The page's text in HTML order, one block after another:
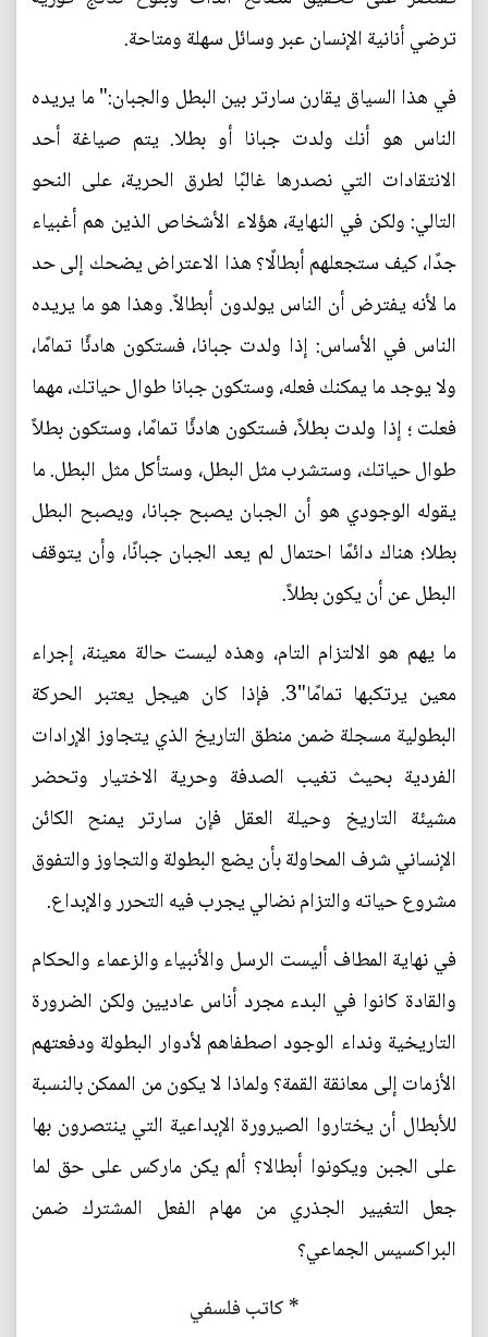
ترضي أنانية الإنسان عبر وسائل سهلة ومتاحة.
في هذا السياق يقارن سارتر بين البطل والجبان:" ما يريده
الناس هو أنك ولدت جبانا أو بطلا. يتم صياغة أحد
الانتقادات التي نصدرها غالبًا لطرق الحرية، على النحو
التالي: ولكن في النهاية، هؤلاء الأشخاص الذين هم أغبياء
جدًا، كيف ستجعلهم أبطالًا؟ هذا الاعتراض يضحك إلى حد
ما لأنه يفترض أن الناس يولدون أبطالاً. وهذا هو ما يريده
الناس في الأساس: إذا ولدت جبانا، فستكون هادئًا تمامًا،
ولا يوجد ما يمكنك فعله، وستكون جبانا طوال حياتك، مهما
فعلت ؛ إذا ولدت بطلاً، فستكون هادئًا تمامًا، وستكون بطلاً
طوال حياتك، وستشرب مثل البطل، وستأكل مثل البطل. ما
يقوله الوجودي هو أن الجبان يصبح جبانا، ويصبح البطل
بطلا؛ هناك دائمًا احتمال لم يعد الجبان جبانًا، وأن يتوقف
البطل عن أن يكون بطلاً.
ما يهم هو الالتزام التام، وهذه ليست حالة معينة، إجراء
معين يرتكبها تمامًا"3. فإذا كان هيجل يعتبر الحركة
البطولية مسجلة ضمن منطق التاريخ الذي يتجاوز الإرادات
الفردية بحيث تغيب الصدفة وحرية الاختيار وتحضر
مشيئة التاريخ وحيلة العقل فإن سارتر يمنح الكائن
الإنساني شرف المحاولة بأن يضع البطولة والتجاوز والتفوق
مشروع حياته والتزام نضالي يجرب فيه التحرر والإبداع.
في نهاية المطاف أليست الرسل والأنبياء والزعماء والحكام
والقادة كانوا في البدء مجرد أناس عاديين ولكن الضرورة
التاريخية ونداء الوجود اصطفاهم لأدوار البطولة ودفعتهم
الأزمات إلى معانقة القمة؟ ولماذا لا يكون من الممكن بالنسبة
للأبطال أن يختاروا الصيرورة الإبداعية التي ينتصرون بها
على الجبن ويكونوا أبطالا؟ ألم يكن ماركس على حق لما
جعل التغيير الجذري من مهام الفعل المشترك ضمن
البراكسيس الجماعي؟
* كاتب فلسفي